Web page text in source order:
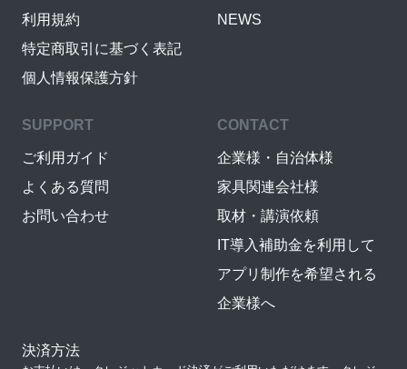
利用規約
特定商取引に基づく表記
個人情報保護方針
NEWS
SUPPORT
ご利用ガイド
よくある質問
お問い合わせ
CONTACT
企業様・自治体様
家具関連会社様
取材・講演依頼
IT導入補助金を利用して
アプリ制作を希望される
企業様へ
決済方法